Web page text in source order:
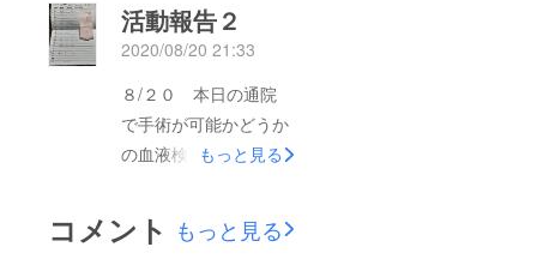
活動報告２
2020/08/20 21:33
８/２０ 本日の通院
で手術が可能かどうか
の血液検査を実施して
はまだ手術可能とのこ
とです。検査の結果か
もっと見る
コメント もっと見る